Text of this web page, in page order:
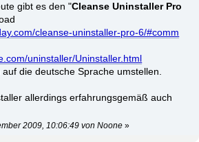
gibt es den "Cleanse Uninstaller Pro
cleanse-uninstaller-pro-6/#comm
uninstaller/Uninstaller.html
die deutsche Sprache umstellen.
allerdings erfahrungsgemäß auch
2009, 10:06:49 von Noone »